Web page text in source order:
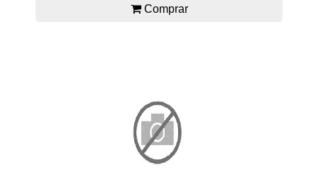
Comprar